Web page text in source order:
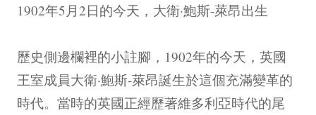
1902年5月2日的今天，大衛·鮑斯-萊昂出生
歷史側邊欄裡的小註腳，1902年的今天，英國
王室成員大衛·鮑斯-萊昂誕生於這個充滿變革的
時代。當時的英國正經歷著維多利亞時代的尾